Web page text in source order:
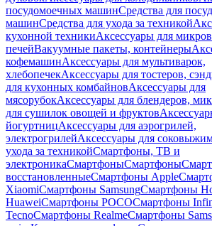
посудомоечных машинСредства для
машинСредства для ухода за техникой
кухонной техникиАксессуары для
печейВакуумные пакеты, контейнеры
кофемашинАксессуары для мультиварок,
хлебопечекАксессуары для тостеров,
для кухонных комбайновАксессуары для
мясорубокАксессуары для блендеров,
для сушилок овощей и фруктов
йогуртницАксессуары для аэрогрилей,
электрогрилейАксессуары для
ухода за техникойСмартфоны, ТВ и
электроникаСмартфоныСмартфоны
восстановленныеСмартфоны Apple
XiaomiСмартфоны SamsungСмартфоны
HuaweiСмартфоны POCOСмартфоны
TecnoСмартфоны RealmeСмартфоны